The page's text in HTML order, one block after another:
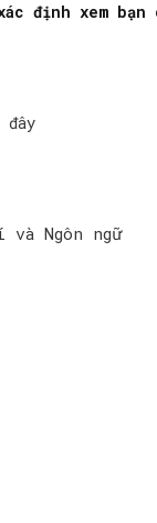
định xem
đây
Ngôn ngữ